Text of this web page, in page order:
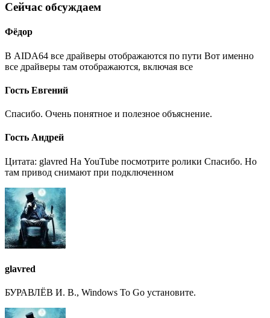
Сейчас обсуждаем
Фёдор
В AIDA64 все драйверы отображаются по пути Вот именно
все драйверы там отображаются, включая все
Гость Евгений
Спасибо. Очень понятное и полезное объяснение.
Гость Андрей
Цитата: glavred На YouTube посмотрите ролики Спасибо. Но
там привод снимают при подключенном
glavred
БУРАВЛЁВ И. В., Windows To Go установите.